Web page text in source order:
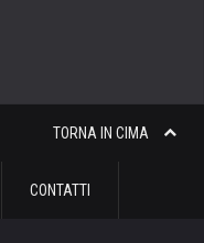
TORNA IN CIMA
CONTATTI